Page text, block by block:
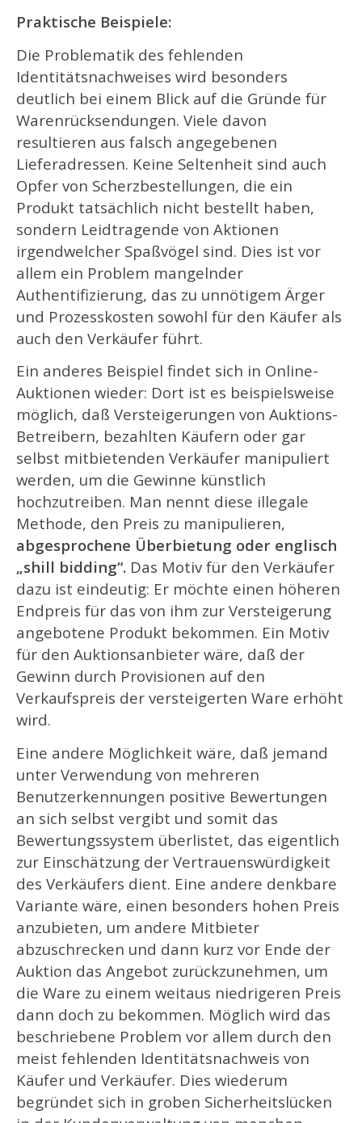
Praktische Beispiele:
Die Problematik des fehlenden
Identitätsnachweises wird besonders
deutlich bei einem Blick auf die Gründe für
Warenrücksendungen. Viele davon
resultieren aus falsch angegebenen
Lieferadressen. Keine Seltenheit sind auch
Opfer von Scherzbestellungen, die ein
Produkt tatsächlich nicht bestellt haben,
sondern Leidtragende von Aktionen
irgendwelcher Spaßvögel sind. Dies ist vor
allem ein Problem mangelnder
Authentifizierung, das zu unnötigem Ärger
und Prozesskosten sowohl für den Käufer als
auch den Verkäufer führt.
Ein anderes Beispiel findet sich in Online-
Auktionen wieder: Dort ist es beispielsweise
möglich, daß Versteigerungen von Auktions-
Betreibern, bezahlten Käufern oder gar
selbst mitbietenden Verkäufer manipuliert
werden, um die Gewinne künstlich
hochzutreiben. Man nennt diese illegale
Methode, den Preis zu manipulieren,
abgesprochene Überbietung oder englisch
„shill bidding“. Das Motiv für den Verkäufer
dazu ist eindeutig: Er möchte einen höheren
Endpreis für das von ihm zur Versteigerung
angebotene Produkt bekommen. Ein Motiv
für den Auktionsanbieter wäre, daß der
Gewinn durch Provisionen auf den
Verkaufspreis der versteigerten Ware erhöht
wird.
Eine andere Möglichkeit wäre, daß jemand
unter Verwendung von mehreren
Benutzerkennungen positive Bewertungen
an sich selbst vergibt und somit das
Bewertungssystem überlistet, das eigentlich
zur Einschätzung der Vertrauenswürdigkeit
des Verkäufers dient. Eine andere denkbare
Variante wäre, einen besonders hohen Preis
anzubieten, um andere Mitbieter
abzuschrecken und dann kurz vor Ende der
Auktion das Angebot zurückzunehmen, um
die Ware zu einem weitaus niedrigeren Preis
dann doch zu bekommen. Möglich wird das
beschriebene Problem vor allem durch den
meist fehlenden Identitätsnachweis von
Käufer und Verkäufer. Dies wiederum
begründet sich in groben Sicherheitslücken